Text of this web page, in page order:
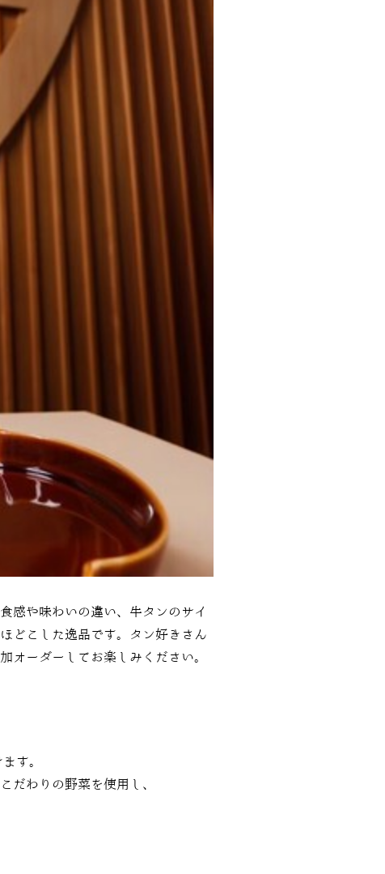
感や味わいの違い、牛タンのサイ
どこした逸品です。タン好きさん
オーダーしてお楽しみください。
す。
だわりの野菜を使用し、